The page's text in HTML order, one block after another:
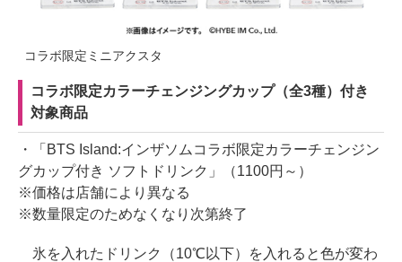
コラボ限定ミニアクスタ
コラボ限定カラーチェンジングカップ（全3種）付き
対象商品
・「BTS Island:インザソムコラボ限定カラーチェンジン
グカップ付き ソフトドリンク」（1100円～）
※価格は店舗により異なる
※数量限定のためなくなり次第終了
氷を入れたドリンク（10℃以下）を入れると色が変わ